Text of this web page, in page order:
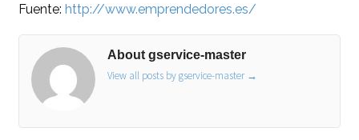
Fuente: http://www.emprendedores.es/
About gservice-master
View all posts by gservice-master →